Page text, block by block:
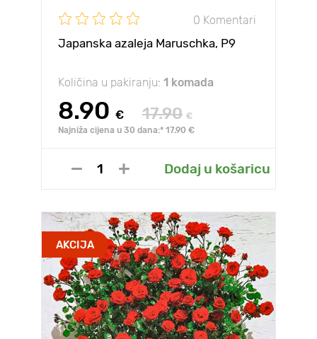
0 Komentari
Japanska azaleja Maruschka, P9
Količina u pakiranju: 1 komada
8.90 € 17.90 €
Najniža cijena u 30 dana:* 17.90 €
Dodaj u košaricu
AKCIJA